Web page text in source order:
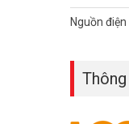
khác nhau.
Nguồn điện